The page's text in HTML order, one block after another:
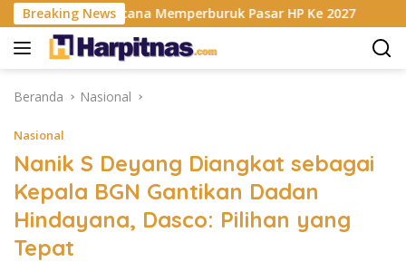
Langsung
ke
konten
Breaking News
RAM Berencana Memperburuk Pasar HP Ke 2027
Beranda Nasional
Nasional
Nanik S Deyang Diangkat sebagai
Kepala BGN Gantikan Dadan
Hindayana, Dasco: Pilihan yang
Tepat